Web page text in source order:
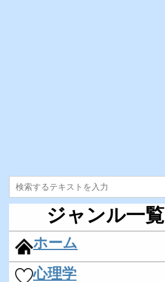
ジャンル一覧
ホーム
心理学